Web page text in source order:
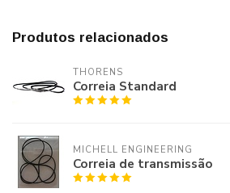
Produtos relacionados
THORENS
Correia Standard
MICHELL ENGINEERING
Correia de transmissão